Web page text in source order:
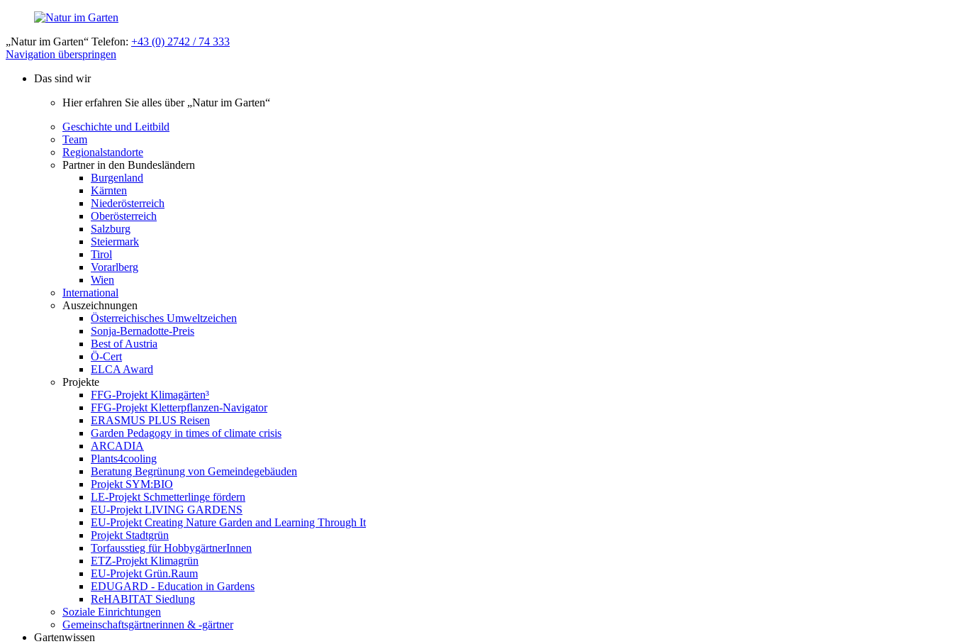
„Natur im Garten“ Telefon: +43 (0) 2742 / 74 333
Navigation überspringen
Das sind wir
Hier erfahren Sie alles über „Natur im Garten“
Geschichte und Leitbild
Team
Regionalstandorte
Partner in den Bundesländern
Burgenland
Kärnten
Niederösterreich
Oberösterreich
Salzburg
Steiermark
Tirol
Vorarlberg
Wien
International
Auszeichnungen
Österreichisches Umweltzeichen
Sonja-Bernadotte-Preis
Best of Austria
Ö-Cert
ELCA Award
Projekte
FFG-Projekt Klimagärten³
FFG-Projekt Kletterpflanzen-Navigator
ERASMUS PLUS Reisen
Garden Pedagogy in times of climate crisis
ARCADIA
Plants4cooling
Beratung Begrünung von Gemeindegebäuden
Projekt SYM:BIO
LE-Projekt Schmetterlinge fördern
EU-Projekt LIVING GARDENS
EU-Projekt Creating Nature Garden and Learning Through It
Projekt Stadtgrün
Torfausstieg für HobbygärtnerInnen
ETZ-Projekt Klimagrün
EU-Projekt Grün.Raum
EDUGARD - Education in Gardens
ReHABITAT Siedlung
Soziale Einrichtungen
Gemeinschaftsgärtnerinnen & -gärtner
Gartenwissen